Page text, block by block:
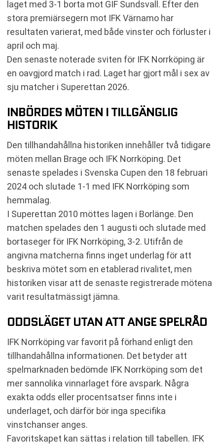
laget med 3-1 borta mot GIF Sundsvall. Efter den
stora premiärsegern mot IFK Värnamo har
resultaten varierat, med både vinster och förluster i
april och maj.
Den senaste noterade sviten för IFK Norrköping är
en oavgjord match i rad. Laget har gjort mål i sex av
sju matcher i Superettan 2026.
INBÖRDES MÖTEN I TILLGÄNGLIG
HISTORIK
Den tillhandahållna historiken innehåller två tidigare
möten mellan Brage och IFK Norrköping. Det
senaste spelades i Svenska Cupen den 18 februari
2024 och slutade 1-1 med IFK Norrköping som
hemmalag.
I Superettan 2010 möttes lagen i Borlänge. Den
matchen spelades den 1 augusti och slutade med
bortaseger för IFK Norrköping, 3-2. Utifrån de
angivna matcherna finns inget underlag för att
beskriva mötet som en etablerad rivalitet, men
historiken visar att de senaste registrerade mötena
varit resultatmässigt jämna.
ODDSLÄGET UTAN ATT ANGE SPELRÅD
IFK Norrköping var favorit på förhand enligt den
tillhandahållna informationen. Det betyder att
spelmarknaden bedömde IFK Norrköping som det
mer sannolika vinnarlaget före avspark. Några
exakta odds eller procentsatser finns inte i
underlaget, och därför bör inga specifika
vinstchanser anges.
Favoritskapet kan sättas i relation till tabellen. IFK